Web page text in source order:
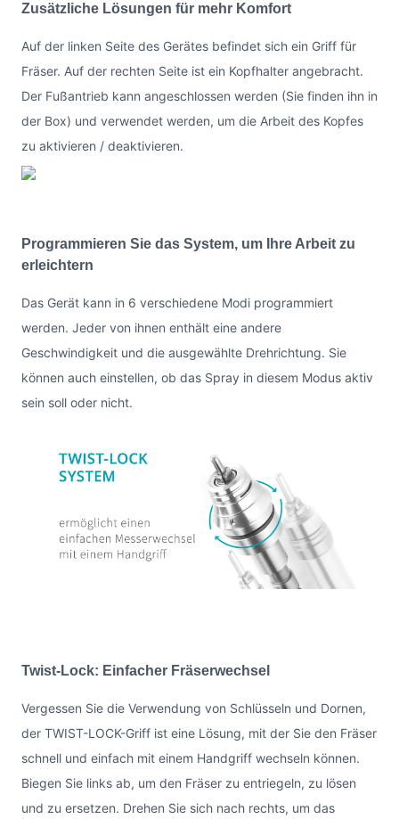
Zusätzliche Lösungen für mehr Komfort
Auf der linken Seite des Gerätes befindet sich ein Griff für
Fräser. Auf der rechten Seite ist ein Kopfhalter angebracht.
Der Fußantrieb kann angeschlossen werden (Sie finden ihn in
der Box) und verwendet werden, um die Arbeit des Kopfes
zu aktivieren / deaktivieren.
Programmieren Sie das System, um Ihre Arbeit zu
erleichtern
Das Gerät kann in 6 verschiedene Modi programmiert
werden. Jeder von ihnen enthält eine andere
Geschwindigkeit und die ausgewählte Drehrichtung. Sie
können auch einstellen, ob das Spray in diesem Modus aktiv
sein soll oder nicht.
Twist-Lock: Einfacher Fräserwechsel
Vergessen Sie die Verwendung von Schlüsseln und Dornen,
der TWIST-LOCK-Griff ist eine Lösung, mit der Sie den Fräser
schnell und einfach mit einem Handgriff wechseln können.
Biegen Sie links ab, um den Fräser zu entriegeln, zu lösen
und zu ersetzen. Drehen Sie sich nach rechts, um das